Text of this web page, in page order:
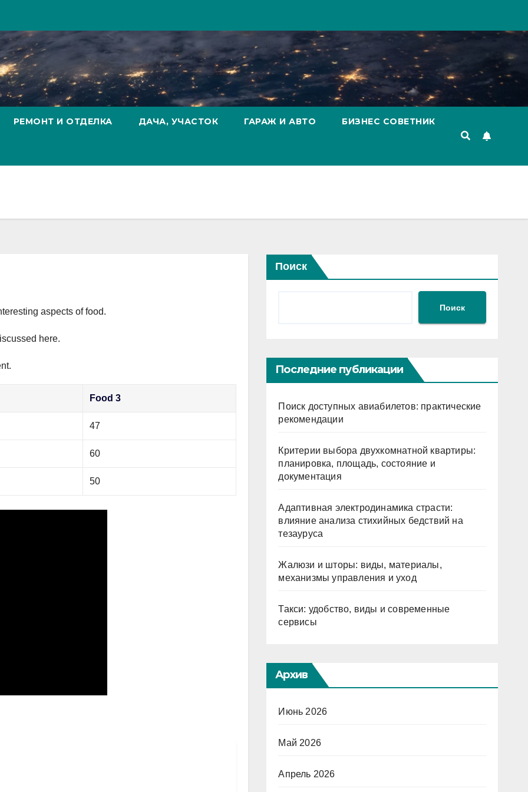
РЕМОНТ И ОТДЕЛКА ДАЧА, УЧАСТОК ГАРАЖ И АВТО БИЗНЕС СОВЕТНИК
aspects of food.
here.
Food 3
47
60
50
Поиск
Поиск
Последние публикации
Поиск доступных авиабилетов: практические
рекомендации
Критерии выбора двухкомнатной квартиры:
планировка, площадь, состояние и
документация
Адаптивная электродинамика страсти:
влияние анализа стихийных бедствий на
тезауруса
Жалюзи и шторы: виды, материалы,
механизмы управления и уход
Такси: удобство, виды и современные
сервисы
Архив
Июнь 2026
Май 2026
Апрель 2026